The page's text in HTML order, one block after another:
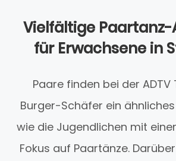
Vielfältige
für Erwachsene in
Paare finden bei der ADTV
Burger-Schäfer ein
wie die Jugendlichen mit
Fokus auf Paartänze.